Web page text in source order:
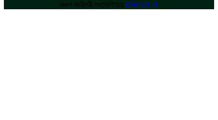
সকল কারিগরী সহযোগিতায় ISBAH IT